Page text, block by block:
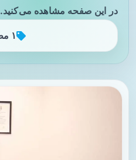
در این صفحه مشاهده می‌کنید.
۱ مطلب